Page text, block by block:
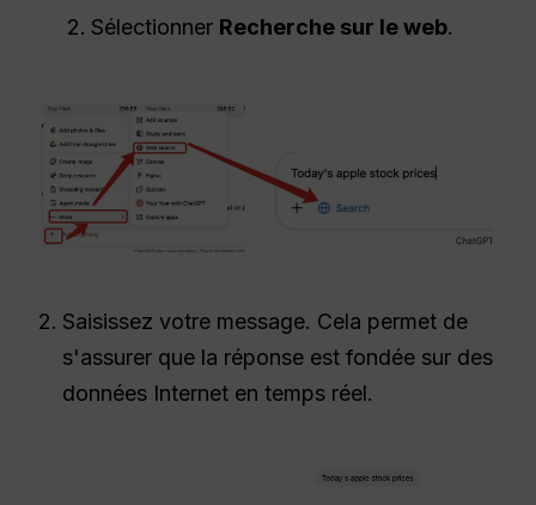
Sélectionner Recherche sur le web.
Saisissez votre message. Cela permet de
s'assurer que la réponse est fondée sur des
données Internet en temps réel.